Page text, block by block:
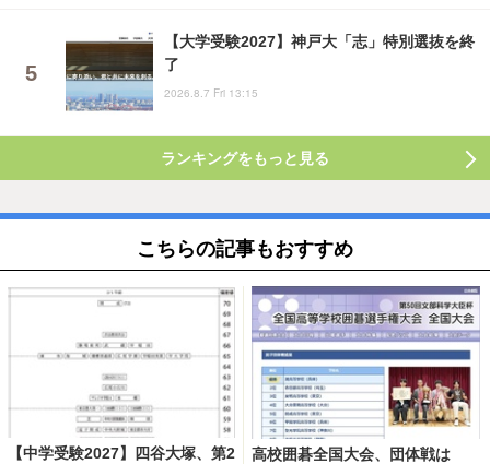
【大学受験2027】神戸大「志」特別選抜を終
了
2026.8.7 Fri 13:15
ランキングをもっと見る
こちらの記事もおすすめ
【中学受験2027】四谷大塚、第2
高校囲碁全国大会、団体戦は